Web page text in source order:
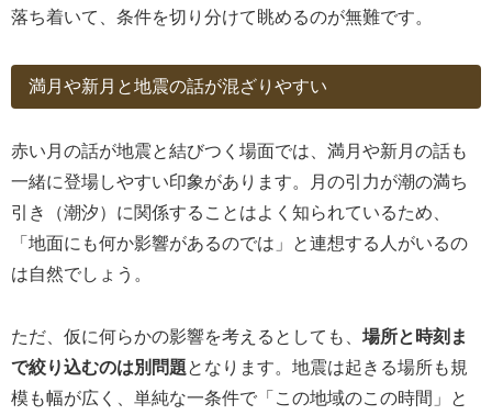
落ち着いて、条件を切り分けて眺めるのが無難です。
満月や新月と地震の話が混ざりやすい
赤い月の話が地震と結びつく場面では、満月や新月の話も
一緒に登場しやすい印象があります。月の引力が潮の満ち
引き（潮汐）に関係することはよく知られているため、
「地面にも何か影響があるのでは」と連想する人がいるの
は自然でしょう。
ただ、仮に何らかの影響を考えるとしても、 場所と時刻ま
で絞り込むのは別問題となります。地震は起きる場所も規
模も幅が広く、単純な一条件で「この地域のこの時間」と